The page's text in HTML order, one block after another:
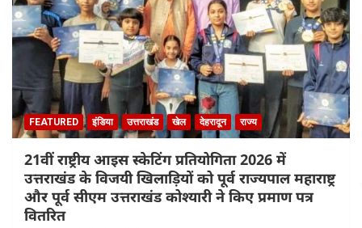
FEATURED इंडिया उत्तराखंड खेल देहरादून राज्य
21वीं राष्ट्रीय आइस स्केटिंग प्रतियोगिता 2026 में
उत्तराखंड के विजयी खिलाड़ियों को पूर्व राज्यपाल महाराष्ट्र
और पूर्व सीएम उत्तराखंड कोश्यारी ने किए प्रमाण पत्र
वितरित